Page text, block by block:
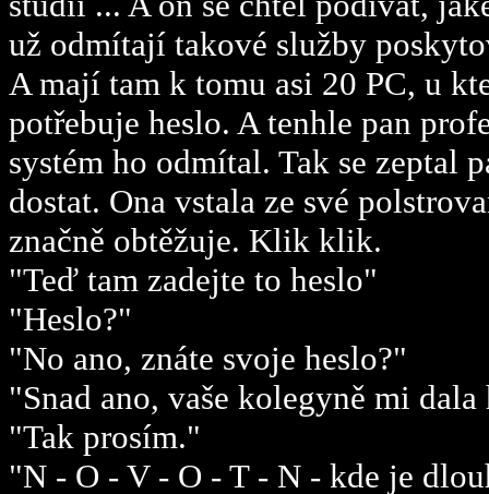
už odmítají takové služby
A mají tam k tomu asi 20 PC, u
potřebuje heslo. A tenhle pan
systém ho odmítal. Tak se zeptal
dostat. Ona vstala ze své
značně obtěžuje. Klik klik.
"Teď tam zadejte to heslo"
"Heslo?"
"No ano, znáte svoje heslo?"
"Snad ano, vaše kolegyně mi
"Tak prosím."
"N - O - V - O - T - N - kde je